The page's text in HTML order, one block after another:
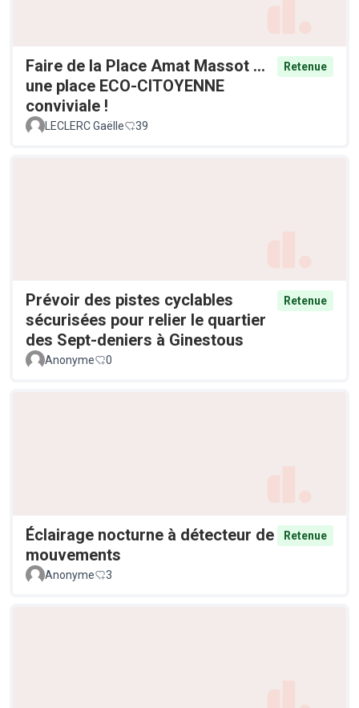
Faire de la Place Amat Massot ...
une place ECO-CITOYENNE
conviviale !
Retenue
LECLERC Gaëlle 39
Prévoir des pistes cyclables
sécurisées pour relier le quartier
des Sept-deniers à Ginestous
Retenue
Anonyme 0
Éclairage nocturne à détecteur de
mouvements
Retenue
Anonyme 3